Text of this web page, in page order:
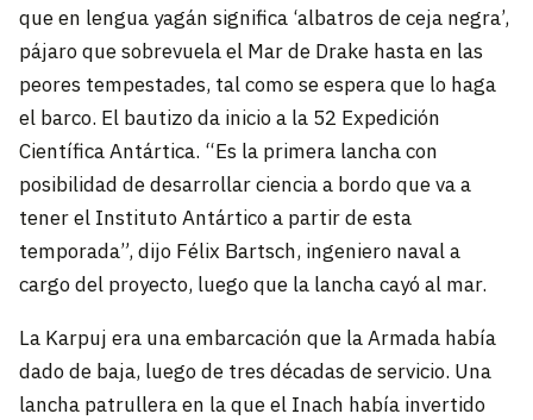
que en lengua yagán significa ‘albatros de ceja negra’,
pájaro que sobrevuela el Mar de Drake hasta en las
peores tempestades, tal como se espera que lo haga
el barco. El bautizo da inicio a la 52 Expedición
Científica Antártica. “Es la primera lancha con
posibilidad de desarrollar ciencia a bordo que va a
tener el Instituto Antártico a partir de esta
temporada”, dijo Félix Bartsch, ingeniero naval a
cargo del proyecto, luego que la lancha cayó al mar.
La Karpuj era una embarcación que la Armada había
dado de baja, luego de tres décadas de servicio. Una
lancha patrullera en la que el Inach había invertido